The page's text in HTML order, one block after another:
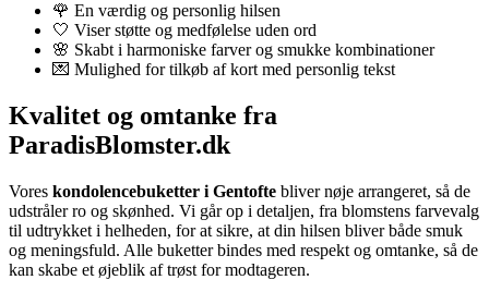
🌹 En værdig og personlig hilsen
🤍 Viser støtte og medfølelse uden ord
🌸 Skabt i harmoniske farver og smukke kombinationer
💌 Mulighed for tilkøb af kort med personlig tekst
Kvalitet og omtanke fra
ParadisBlomster.dk
Vores kondolencebuketter i Gentofte bliver nøje arrangeret, så de
udstråler ro og skønhed. Vi går op i detaljen, fra blomstens farvevalg
til udtrykket i helheden, for at sikre, at din hilsen bliver både smuk
og meningsfuld. Alle buketter bindes med respekt og omtanke, så de
kan skabe et øjeblik af trøst for modtageren.